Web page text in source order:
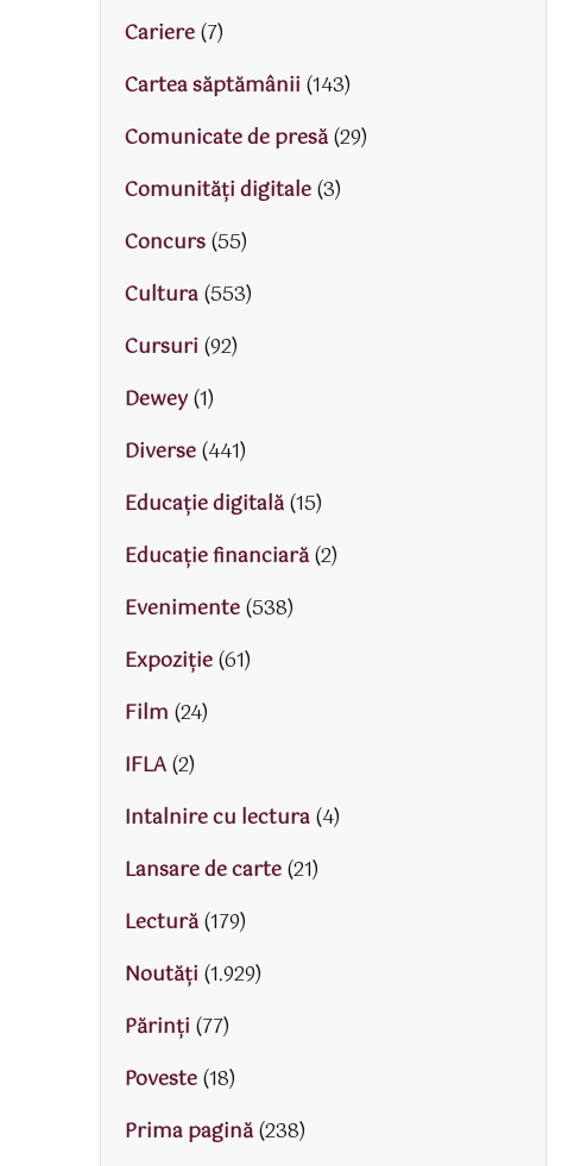
Cariere(7)
Cartea săptămânii (143)
Comunicate de presă(29)
Comunități digitale(3)
Concurs(55)
Cultura(553)
Cursuri (92)
Dewey(1)
Diverse(441)
Educaţie digitală(15)
Educaţie financiară(2)
Evenimente(538)
Expoziție(61)
Film (24)
IFLA(2)
Intalnire cu lectura(4)
Lansare de carte(21)
Lectură(179)
Noutăți (1.929)
Părinţi (77)
Poveste(18)
Prima pagină(238)